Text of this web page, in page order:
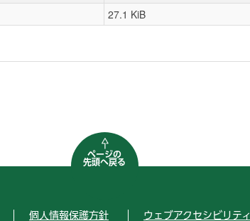
27.1 KiB
ページの
先頭へ戻る
個人情報保護方針 ウェブアクセシビリティ